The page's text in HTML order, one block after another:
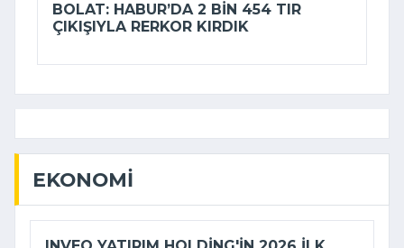
BOLAT: HABUR’DA 2 BIN 454 TIR
ÇIKIŞIYLA RERKOR KIRDIK
EKONOMI